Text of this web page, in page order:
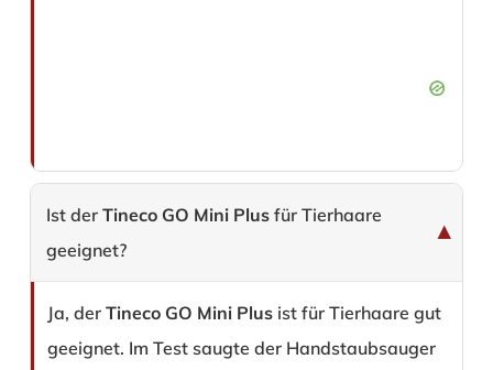
Ist der Tineco GO Mini Plusfür Tierhaare
geeignet?
Ja, der Tineco GO Mini Plusist für Tierhaare gut
geeignet. Im Test saugte der Handstaubsauger